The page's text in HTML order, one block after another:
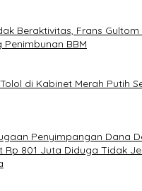
Beraktivitas, Frans
Penimbunan BBM
di Kabinet Merah Putih
Penyimpangan Dana
Rp 801 Juta Diduga Tidak